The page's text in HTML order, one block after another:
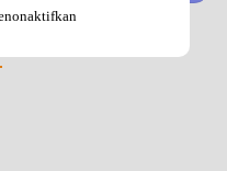
sangat populer baru-baru
penggemar di seluruh
Anda ingin